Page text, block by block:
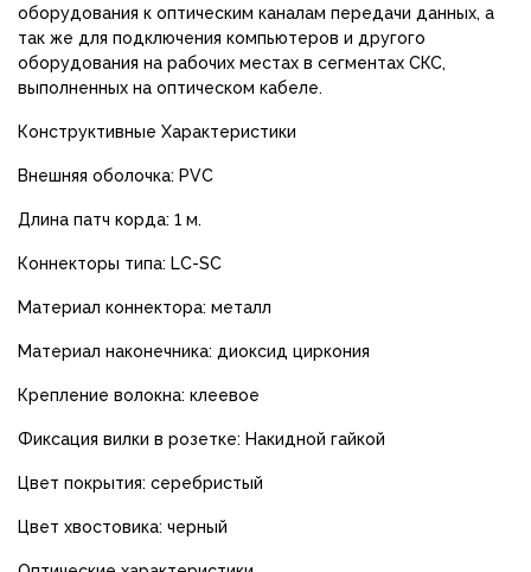
оборудования к оптическим каналам передачи данных, а
так же для подключения компьютеров и другого
оборудования на рабочих местах в сегментах СКС,
выполненных на оптическом кабеле.
Конструктивные Характеристики
Внешняя оболочка: PVC
Длина патч корда: 1 м.
Коннекторы типа: LC-SC
Материал коннектора: металл
Материал наконечника: диоксид циркония
Крепление волокна: клеевое
Фиксация вилки в розетке: Накидной гайкой
Цвет покрытия: серебристый
Цвет хвостовика: черный